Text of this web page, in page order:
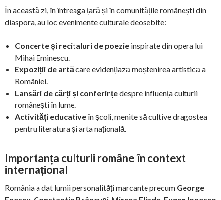
În această zi, în întreaga țară și în comunitățile românești din
diaspora, au loc evenimente culturale deosebite:
Concerte și recitaluri de poezie inspirate din opera lui
Mihai Eminescu.
Expoziții de artă care evidențiază moștenirea artistică a
României.
Lansări de cărți și conferințedespre influența culturii
românești în lume.
Activități educativeîn școli, menite să cultive dragostea
pentru literatura și arta națională.
Importanța culturii române în context
internațional
România a dat lumii personalități marcante precum George